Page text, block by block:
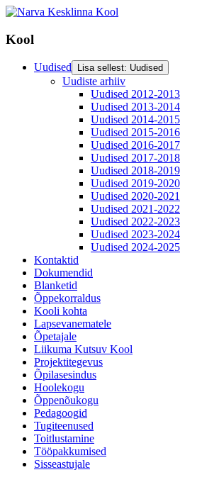
Kool
Uudised Lisa sellest: Uudised
Uudiste arhiiv
Uudised 2012-2013
Uudised 2013-2014
Uudised 2014-2015
Uudised 2015-2016
Uudised 2016-2017
Uudised 2017-2018
Uudised 2018-2019
Uudised 2019-2020
Uudised 2020-2021
Uudised 2021-2022
Uudised 2022-2023
Uudised 2023-2024
Uudised 2024-2025
Kontaktid
Dokumendid
Blanketid
Õppekorraldus
Kooli kohta
Lapsevanematele
Õpetajale
Liikuma Kutsuv Kool
Projektitegevus
Õpilasesindus
Hoolekogu
Õppenõukogu
Pedagoogid
Tugiteenused
Toitlustamine
Tööpakkumised
Sisseastujale